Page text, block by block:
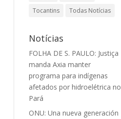
Tocantins
Todas Notícias
Notícias
FOLHA DE S. PAULO: Justiça
manda Axia manter
programa para indígenas
afetados por hidroelétrica no
Pará
ONU: Una nueva generación